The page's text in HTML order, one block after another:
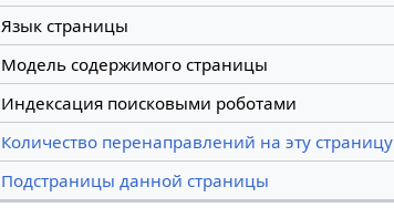
Язык страницы
Модель содержимого страницы
Индексация поисковыми роботами
Количество перенаправлений на эту страницу
Подстраницы данной страницы